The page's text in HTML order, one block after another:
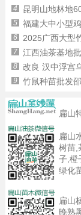
4 昆明山地林地
5 福建大中小型
6 2025广西大型
7 江西油茶基地
8 改良 汉中浮宫
9 竹鼠种苗批发
扁山
扁山
树苗,
子,橙
绿化
扁山
晚熟